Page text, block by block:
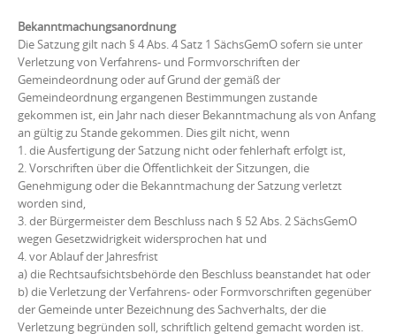
Bekanntmachungsanordnung
Die Satzung gilt nach § 4 Abs. 4 Satz 1 SächsGemO sofern sie unter
Verletzung von Verfahrens- und Formvorschriften der
Gemeindeordnung oder auf Grund der gemäß der
Gemeindeordnung ergangenen Bestimmungen zustande
gekommen ist, ein Jahr nach dieser Bekanntmachung als von Anfang
an gültig zu Stande gekommen. Dies gilt nicht, wenn
1. die Ausfertigung der Satzung nicht oder fehlerhaft erfolgt ist,
2. Vorschriften über die Öffentlichkeit der Sitzungen, die
Genehmigung oder die Bekanntmachung der Satzung verletzt
worden sind,
3. der Bürgermeister dem Beschluss nach § 52 Abs. 2 SächsGemO
wegen Gesetzwidrigkeit widersprochen hat und
4. vor Ablauf der Jahresfrist
a) die Rechtsaufsichtsbehörde den Beschluss beanstandet hat oder
b) die Verletzung der Verfahrens- oder Formvorschriften gegenüber
der Gemeinde unter Bezeichnung des Sachverhalts, der die
Verletzung begründen soll, schriftlich geltend gemacht worden ist.